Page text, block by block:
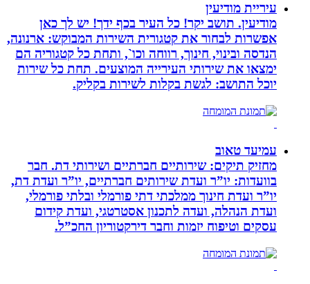
עיריית מודיעין
מודיעין. תושב יקר! כל העיר בכף ידך! יש לך כאן
אפשרות לבחור את קטגורית השירות המבוקש: ארנונה,
הנדסה ובינוי, חינוך, רווחה וכו`, ותחת כל קטגוריה הם
ימצאו את שירותי העירייה המוצעים. תחת כל שירות
יוכל התושב: לגשת בקלות לשירות בקליק.
עמיעד טאוב
מחזיק תיקים: שירותיים חברתיים ושירותי דת. חבר
בוועדות: יו”ר ועדת שירותים חברתיים, יו”ר ועדת דת,
יו”ר ועדת חינוך ממלכתי דתי פורמלי ובלתי פורמלי,
ועדת הנהלה, ועדה לתכנון אסטרטגי, ועדת קידום
עסקים וטיפוח יזמות וחבר דירקטוריון החכ”ל.